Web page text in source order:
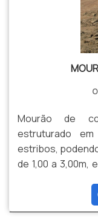
geração.
Somente na
em alambrado
mais
grade de
serviços e uma
qualidade
equipamentos
fatores,
consultores
garantem uma
Mourão de
estruturado
estribos,
de 1,00 a 3,00m,